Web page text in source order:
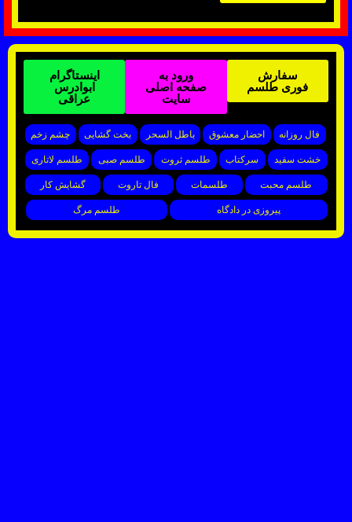
سفارش
فوری طلسم
ورود به
صفحه اصلی
سایت
اینستاگرام
ابوادرس
عراقی
فال روزانه احضار معشوق باطل السحر بخت گشایی چشم زخم
خشت سفید سرکتاب طلسم ثروت طلسم صبی طلسم لاتاری
طلسم محبت طلسمات فال تاروت گشایش کار
پیروزی در دادگاه طلسم مرگ